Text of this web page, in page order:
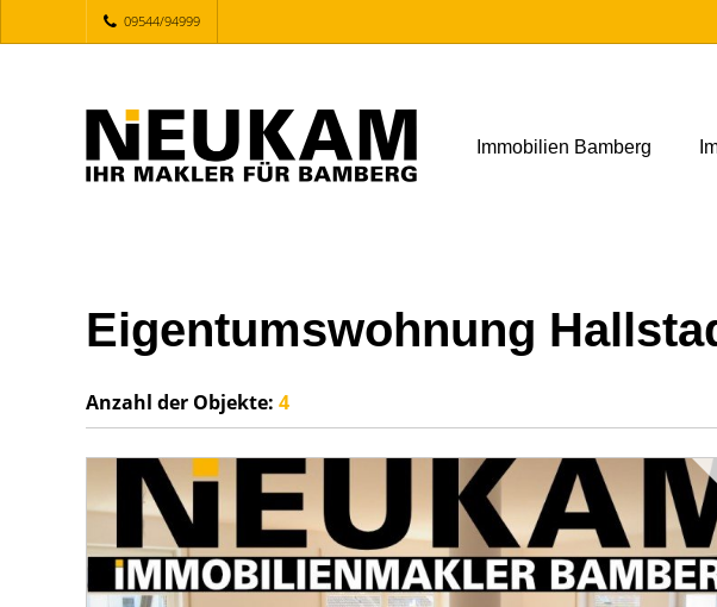
09544/94999
Immobilien Bamberg
Eigentumswohnung
Anzahl der Objekte: 4